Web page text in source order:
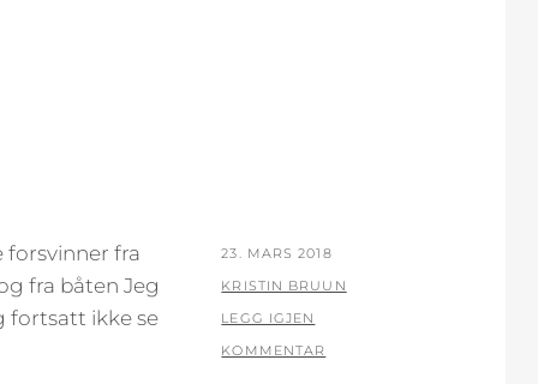
forsvinner fra
fra båten Jeg
fortsatt ikke se
PUBLISERT
DEN
23. MARS 2018
AV
KRISTIN BRUUN
LEGG IGJEN
KOMMENTAR